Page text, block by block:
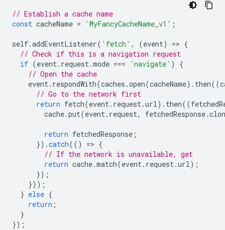
// Establish a cache name
const cacheName = 'MyFancyCacheName_v1' ;
self.addEventListener( 'fetch' , (event) => {
// Check if this is a navigation request
if (event. request.mode === 'navigate' )
{
// Open the cache
event. respondWith(caches .open(cacheName). then((
// Go to the network first
return fetch(event. request.url). then((
cache.put(event. request, fetchedResponse.
return fetchedResponse ;
}).catch(() => {
// If the network is unavailable, get
return cache.match(event. request.url);
});
}));
} else {
return ;
}
});